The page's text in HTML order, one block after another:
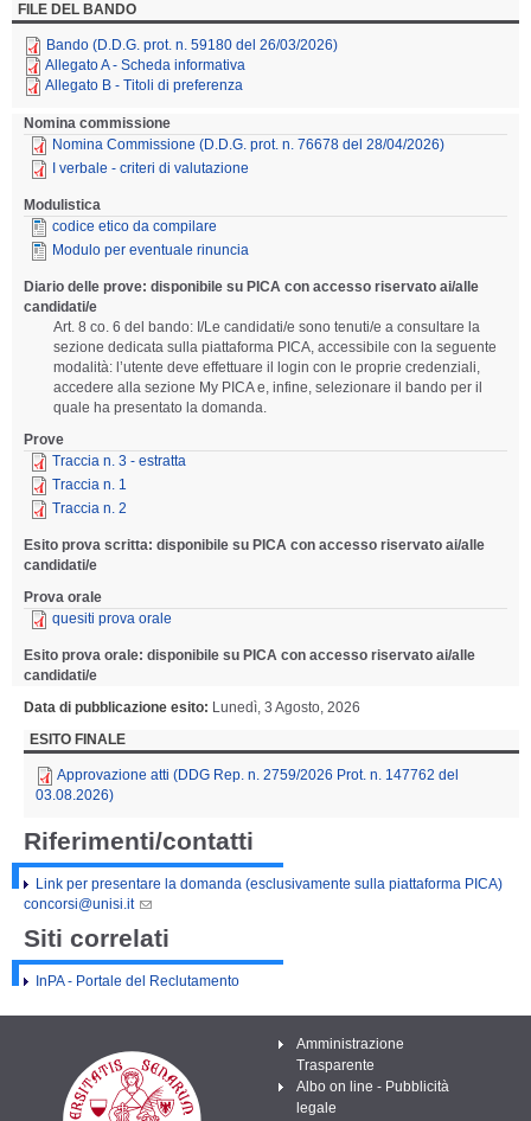
FILE DEL BANDO
Bando (D.D.G. prot. n. 59180 del 26/03/2026)
Allegato A - Scheda informativa
Allegato B - Titoli di preferenza
Nomina commissione
Nomina Commissione (D.D.G. prot. n. 76678 del 28/04/2026)
I verbale - criteri di valutazione
Modulistica
codice etico da compilare
Modulo per eventuale rinuncia
Diario delle prove: disponibile su PICA con accesso riservato ai/alle
candidati/e
Art. 8 co. 6 del bando: I/Le candidati/e sono tenuti/e a consultare la
sezione dedicata sulla piattaforma PICA, accessibile con la seguente
modalità: l’utente deve effettuare il login con le proprie credenziali,
accedere alla sezione My PICA e, infine, selezionare il bando per il
quale ha presentato la domanda.
Prove
Traccia n. 3 - estratta
Traccia n. 1
Traccia n. 2
Esito prova scritta: disponibile su PICA con accesso riservato ai/alle
candidati/e
Prova orale
quesiti prova orale
Esito prova orale: disponibile su PICA con accesso riservato ai/alle
candidati/e
Data di pubblicazione esito Lunedì, 3 Agosto, 2026
ESITO FINALE
Approvazione atti (DDG Rep. n. 2759/2026 Prot. n. 147762 del
03.08.2026)
Riferimenti/contatti
Link per presentare la domanda (esclusivamente sulla piattaforma PICA)
concorsi@unisi.it
Siti correlati
InPA - Portale del Reclutamento
Amministrazione
Trasparente
Albo on line - Pubblicità
legale